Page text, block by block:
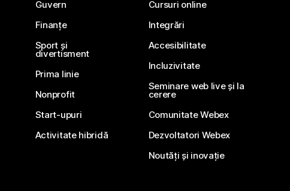
Guvern
Finanțe
Sport și
divertisment
Prima linie
Nonprofit
Start-upuri
Activitate hibridă
Cursuri online
Integrări
Accesibilitate
Incluzivitate
Seminare web live și la
cerere
Comunitate Webex
Dezvoltatori Webex
Noutăți și inovație